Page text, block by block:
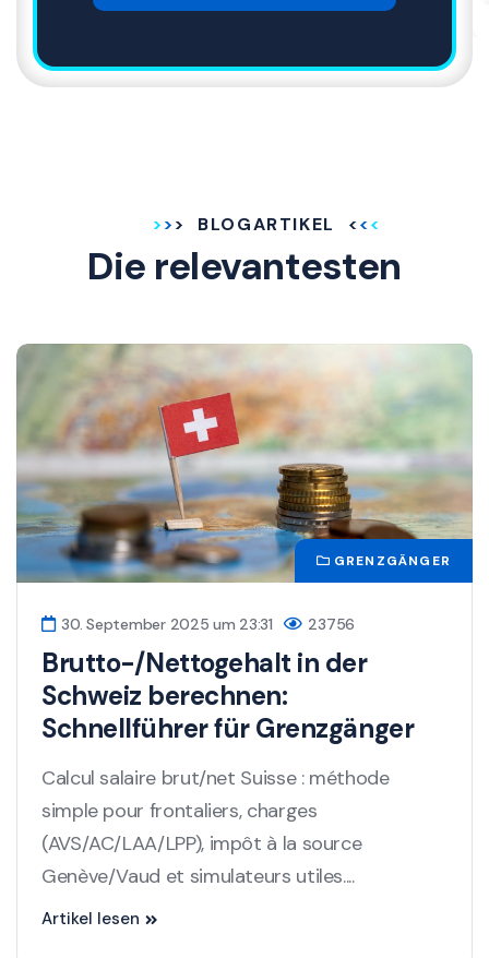
BLOGARTIKEL
Die relevantesten
AKTUELLES
5. Juni 2025 um 18:46 16737
Schweizer Grenzgänger: Neue
Steuervorschriften gelten seit
2025
Viele Änderungen betreffen Grenzgänger
zwischen Frankreich und der Schweiz im Jahr
2025. Der Artikel gibt einen Überblick über die
neuen Regeln...
Artikel lesen